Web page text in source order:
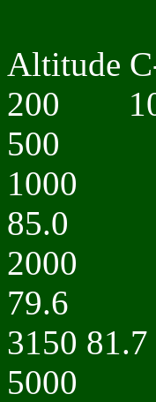
Altitude
200
500
85.0
79.6
3150